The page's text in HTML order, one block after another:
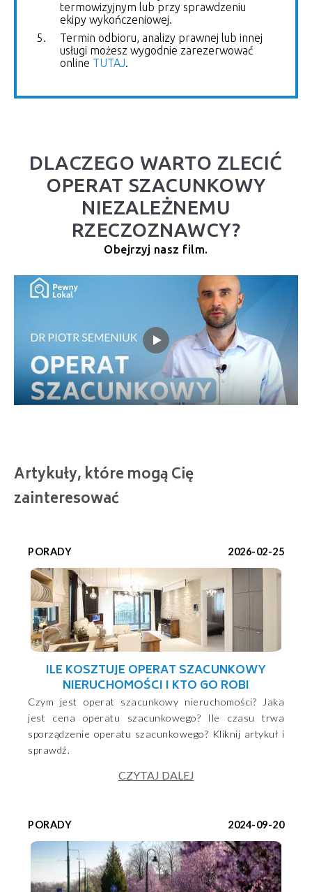
termowizyjnym lub przy sprawdzeniu
ekipy wykończeniowej.
Termin odbioru, analizy prawnej lub innej
usługi możesz wygodnie zarezerwować
online TUTAJ.
DLACZEGO WARTO ZLECIĆ
OPERAT SZACUNKOWY
NIEZALEŻNEMU
RZECZOZNAWCY?
Obejrzyj nasz film.
Artykuły, które mogą Cię
zainteresować
PORADY 2026-02-25
ILE KOSZTUJE OPERAT SZACUNKOWY
NIERUCHOMOŚCI I KTO GO ROBI
Czym jest operat szacunkowy nieruchomości? Jaka
jest cena operatu szacunkowego? Ile czasu trwa
sporządzenie operatu szacunkowego? Kliknij artykuł i
sprawdź.
CZYTAJ DALEJ
PORADY 2024-09-20